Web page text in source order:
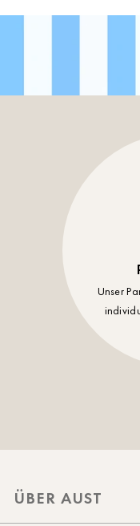
Unser
ÜBER AUST